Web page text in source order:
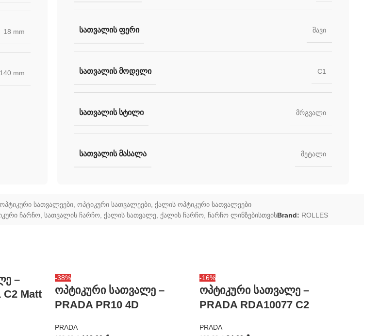
18 mm
140 mm
ᲡᲐᲗᲕᲐᲚᲘᲡ ᲤᲔᲠᲘ შავი
ᲡᲐᲗᲕᲐᲚᲘᲡ ᲛᲝᲓᲔᲚᲘ C1
ᲡᲐᲗᲕᲐᲚᲘᲡ ᲡᲢᲘᲚᲘ მრგვალი
ᲡᲐᲗᲕᲐᲚᲘᲡ ᲛᲐᲡᲐᲚᲐ მეტალი
ოპტიკური სათვალეები ოპტიკური სათვალეები ქალის ოპტიკური სათვალეები
ჩარჩო, სათვალის ჩარჩო, ქალის სათვალე, ქალის ჩარჩო, ჩარჩო ლინზებისთვისBrand: ROLLES
–
C2 Matt
-38%
ოპტიკური სათვალე –
PRADA PR10 4D
PRADA
-16%
ოპტიკური სათვალე –
PRADA RDA10077 C2
PRADA